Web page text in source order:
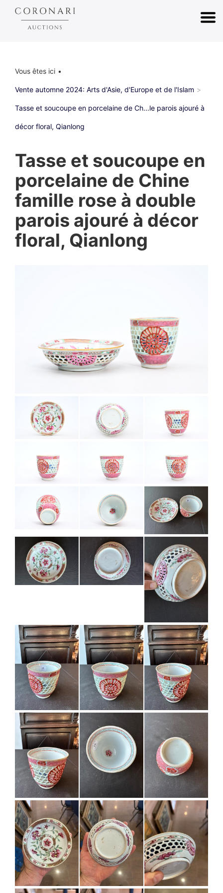
Vous êtes ici
Vente automne 2024: Arts d'Asie, d'Europe et de l'Islam
Tasse et soucoupe en porcelaine de Ch...le parois ajouré à
décor floral, Qianlong
Tasse et soucoupe en
porcelaine de Chine
famille rose à double
parois ajouré à décor
floral, Qianlong